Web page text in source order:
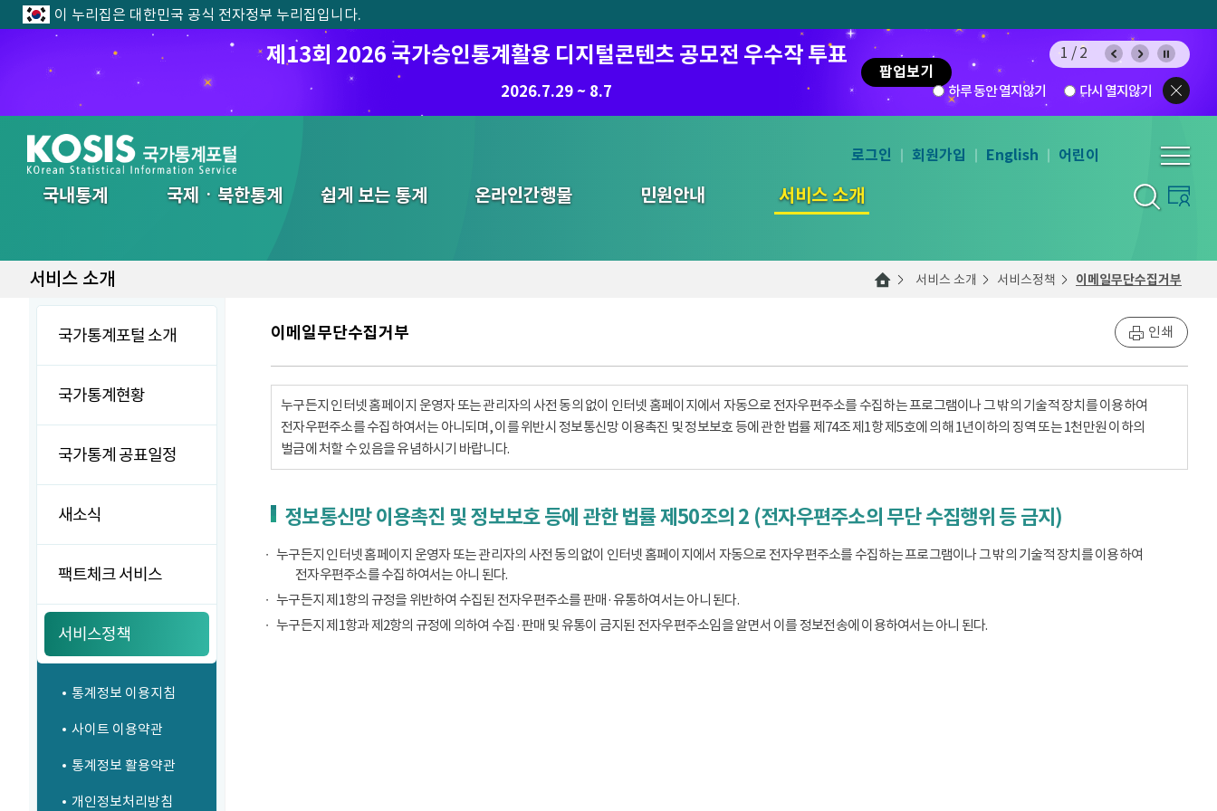
이 누리집은 대한민국 공식 전자정부 누리집입니다.
제13회 2026 국가승인통계활용 디지털콘텐츠 공모전 우수작 투표
2026.7.29 ~ 8.7
팝업보기
8.7.(금) ~ 8.21.(금)
1/2
하루 동안 열지않기 다시 열지않기
국내통계 국제ㆍ북한통계 쉽게 보는 통계 온라인간행물 민원안내 서비스 소개
통합검색
로그인 회원가입 English 어린이
서비스 소개 서비스 소개 서비스정책 이메일무단수집거부
국가통계포털 소개
국가통계현황
국가통계 공표일정
새소식
팩트체크 서비스
서비스정책
통계정보 이용지침
사이트 이용약관
통계정보 활용약관
개인정보처리방침
이메일무단수집거부 인쇄
누구든지 인터넷 홈페이지 운영자 또는 관리자의 사전 동의 없이 인터넷 홈페이지에서 자동으로 전자우편주소를 수집하는 프로그램이나 그 밖의 기술적 장치를 이용하여
전자우편주소를 수집하여서는 아니되며, 이를 위반시 정보통신망 이용촉진 및 정보보호 등에 관한 법률 제74조 제1항 제5호에 의해 1년이하의 징역 또는 1천만원 이하의
벌금에 처할 수 있음을 유념하시기 바랍니다.
정보통신망 이용촉진 및 정보보호 등에 관한 법률 제50조의 2 (전자우편주소의 무단 수집행위 등 금지)
누구든지 인터넷 홈페이지 운영자 또는 관리자의 사전 동의 없이 인터넷 홈페이지에서 자동으로 전자우편주소를 수집하는 프로그램이나 그 밖의 기술적 장치를 이용하여
전자우편주소를 수집하여서는 아니 된다.
누구든지 제1항의 규정을 위반하여 수집된 전자우편주소를 판매·유통하여서는 아니 된다.
누구든지 제1항과 제2항의 규정에 의하여 수집·판매 및 유통이 금지된 전자우편주소임을 알면서 이를 정보전송에 이용하여서는 아니 된다.